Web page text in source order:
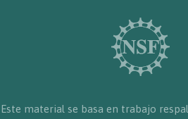
Este material se basa en trabajo